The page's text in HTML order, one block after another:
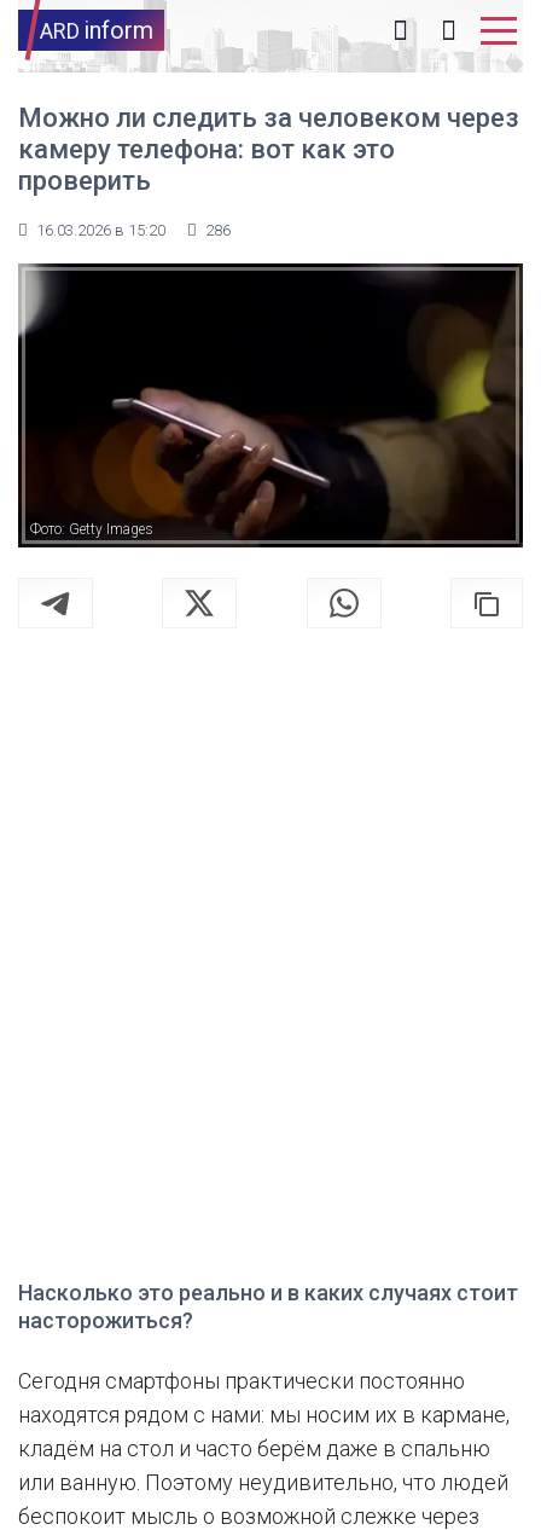
ARD inform
Можно ли следить за человеком через
камеру телефона: вот как это
проверить
16.03.2026 в 15:20 286
Фото: Getty Images
Насколько это реально и в каких случаях стоит
насторожиться?
Сегодня смартфоны практически постоянно
находятся рядом с нами: мы носим их в кармане,
кладём на стол и часто берём даже в спальню
или ванную. Поэтому неудивительно, что людей
беспокоит мысль о возможной слежке через